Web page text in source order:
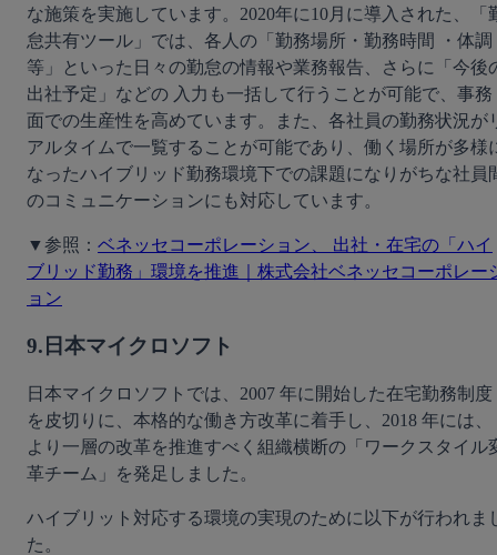
な施策を実施しています。2020年に10月に導入された、「
怠共有ツール」では、各人の「勤務場所・勤務時間 ・体調
等」といった日々の勤怠の情報や業務報告、さらに「今後
出社予定」などの 入力も一括して行うことが可能で、事務
面での生産性を高めています。また、各社員の勤務状況が
アルタイムで一覧することが可能であり、働く場所が多様
なったハイブリッド勤務環境下での課題になりがちな社員
のコミュニケーションにも対応しています。
▼参照： ベネッセコーポレーション、 出社・在宅の「ハイ
ブリッド勤務」環境を推進｜株式会社ベネッセコーポレー
ョン
9.日本マイクロソフト
日本マイクロソフトでは、2007 年に開始した在宅勤務制度
を皮切りに、本格的な働き方改革に着手し、2018 年には、
より一層の改革を推進すべく組織横断の「ワークスタイル
革チーム」を発足しました。
ハイブリット対応する環境の実現のために以下が行われま
た。